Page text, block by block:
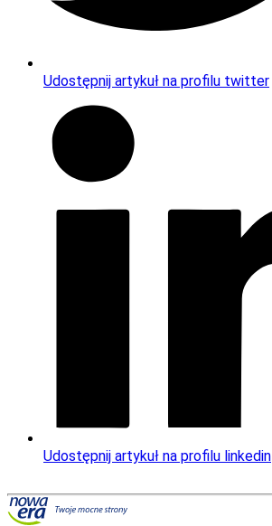
Udostępnij artykuł na profilu twitter
Udostępnij artykuł na profilu linkedin